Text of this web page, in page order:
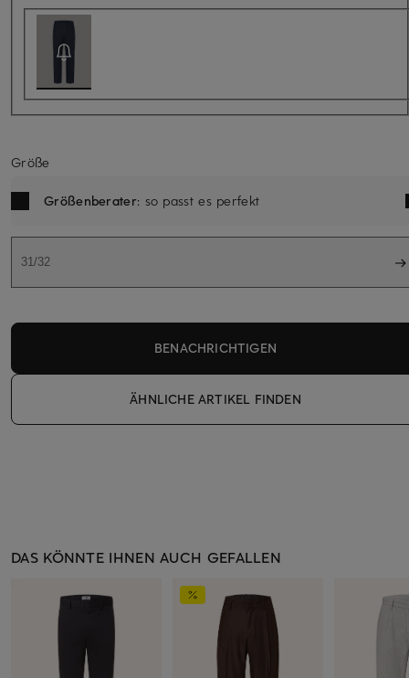
Größe
Größenberater: so passt es perfekt
31/32
BENACHRICHTIGEN
ÄHNLICHE ARTIKEL FINDEN
DAS KÖNNTE IHNEN AUCH GEFALLEN